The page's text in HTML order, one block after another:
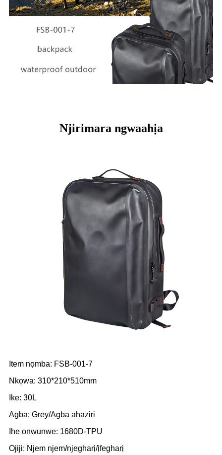
Njirimara ngwaahịa
Item nọmba: FSB-001-7
Nkọwa: 310*210*510mm
Ike: 30L
Agba: Grey/Agba ahaziri
Ihe onwunwe: 1680D-TPU
Ojiji: Njem njem/njegharị/ịfegharị